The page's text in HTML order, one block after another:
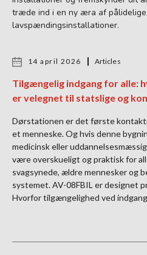
træde ind i en ny æra af
lavspændingsinstallationer.
14 april 2026 Articles
Tilgængelig indgang for alle:
er velegnet til statslige og
Dørstationen er det første
et menneske. Og hvis denne
medicinsk eller
være overskueligt og praktisk for
svagsynede, ældre mennesker og
systemet. AV-08FBIL er designet
Hvorfor tilgængelighed ved